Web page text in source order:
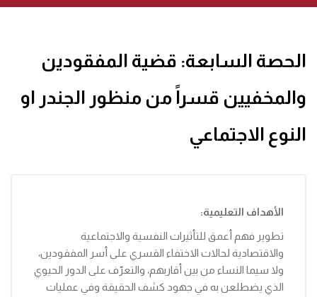
الحصة السابعة: قضية المفقودين
والمخفيين قسراً من منظور الجندر او
النوع الاجتماعي
الأهداف التعليمية:
تطوير فهم أعمق للتأثيرات النفسية والاجتماعية
والاقتصادية لحالات الاختفاء القسري على أسر المفقودين،
ولا سيما النساء من بين أقاربهم، والتعرّف على الدور الحيوي
الذي يضطلعن به في جهود كشف الحقيقة وفي عمليات